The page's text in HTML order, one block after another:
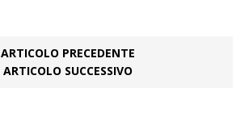
ARTICOLO PRECEDENTE
ARTICOLO SUCCESSIVO